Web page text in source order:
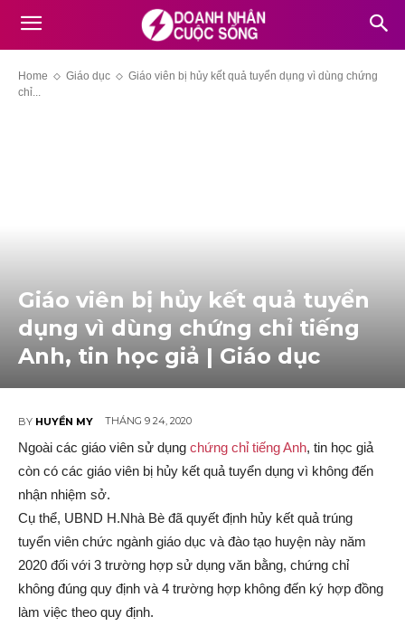
Home Giáo dục
Giáo viên bị hủy kết quả tuyển dụng vì dùng chứng
chỉ...
Giáo viên bị hủy kết quả tuyển
dụng vì dùng chứng chỉ tiếng
Anh, tin học giả | Giáo dục
BY HUYỀN MY THÁNG 9 24, 2020
Ngoài các giáo viên sử dụng chứng chỉ tiếng Anh, tin học giả
còn có các giáo viên bị hủy kết quả tuyển dụng vì không đến
nhận nhiệm sở.
Cụ thể, UBND H.Nhà Bè đã quyết định hủy kết quả trúng
tuyển viên chức ngành giáo dục và đào tạo huyện này năm
2020 đối với 3 trường hợp sử dụng văn bằng, chứng chỉ
không đúng quy định và 4 trường hợp không đến ký hợp đồng
làm việc theo quy định.